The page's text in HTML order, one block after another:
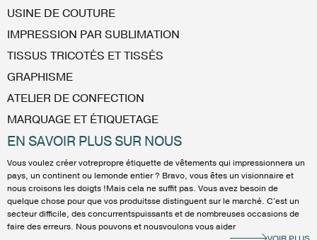
USINE DE COUTURE
IMPRESSION PAR SUBLIMATION
TISSUS TRICOTÉS ET TISSÉS
GRAPHISME
ATELIER DE CONFECTION
MARQUAGE ET ÉTIQUETAGE
EN SAVOIR PLUS SUR NOUS
Vous voulez créer votrepropre étiquette de vêtements qui impressionnera un
pays, un continent ou lemonde entier ? Bravo, vous êtes un visionnaire et
nous croisons les doigts !Mais cela ne suffit pas. Vous avez besoin de
quelque chose pour que vos produitsse distinguent sur le marché. C'est un
secteur difficile, des concurrentspuissants et de nombreuses occasions de
faire des erreurs. Nous pouvons et nousvoulons vous aider